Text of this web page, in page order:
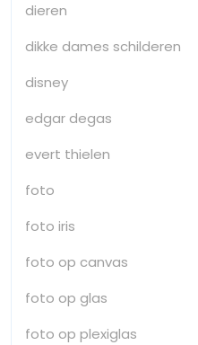
dieren
dikke dames schilderen
disney
edgar degas
evert thielen
foto
foto iris
foto op canvas
foto op glas
foto op plexiglas